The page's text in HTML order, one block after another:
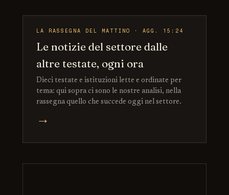
LA RASSEGNA DEL MATTINO · AGG. 15:24
Le notizie del settore dalle
altre testate, ogni ora
Dieci testate e istituzioni lette e ordinate per
tema: qui sopra ci sono le nostre analisi, nella
rassegna quello che succede oggi nel settore.
→